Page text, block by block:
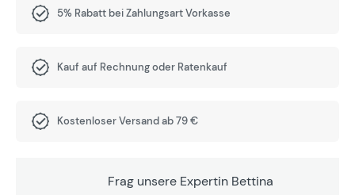
5% Rabatt bei Zahlungsart Vorkasse
Kauf auf Rechnung oder Ratenkauf
Kostenloser Versand ab 79 €
Frag unsere Expertin Bettina